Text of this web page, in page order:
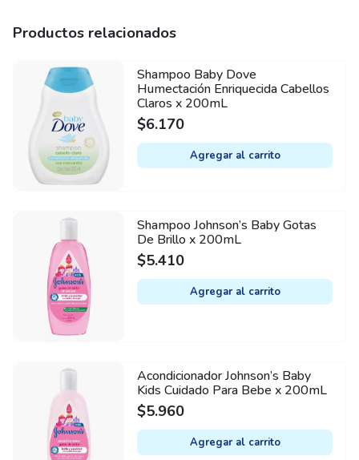
Productos relacionados
Shampoo Baby Dove
Humectación Enriquecida Cabellos
Claros x 200mL
$6.170
Agregar al carrito
Shampoo Johnson’s Baby Gotas
De Brillo x 200mL
$5.410
Agregar al carrito
Acondicionador Johnson’s Baby
Kids Cuidado Para Bebe x 200mL
$5.960
Agregar al carrito